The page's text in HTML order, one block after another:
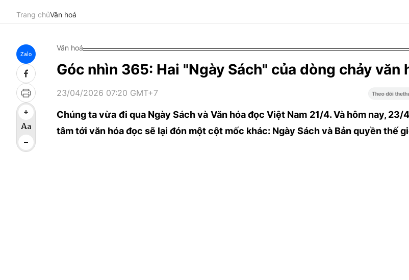
Trang chủVăn hoá
Zalo
Văn hoá
Góc nhìn 365: Hai "Ngày Sách" của dòng chảy văn
23/04/2026 07:20 GMT+7
Chúng ta vừa đi qua Ngày Sách và Văn hóa đọc Việt Nam 21/4. Và hôm nay,
tâm tới văn hóa đọc sẽ lại đón một cột mốc khác: Ngày Sách và Bản quyền thế